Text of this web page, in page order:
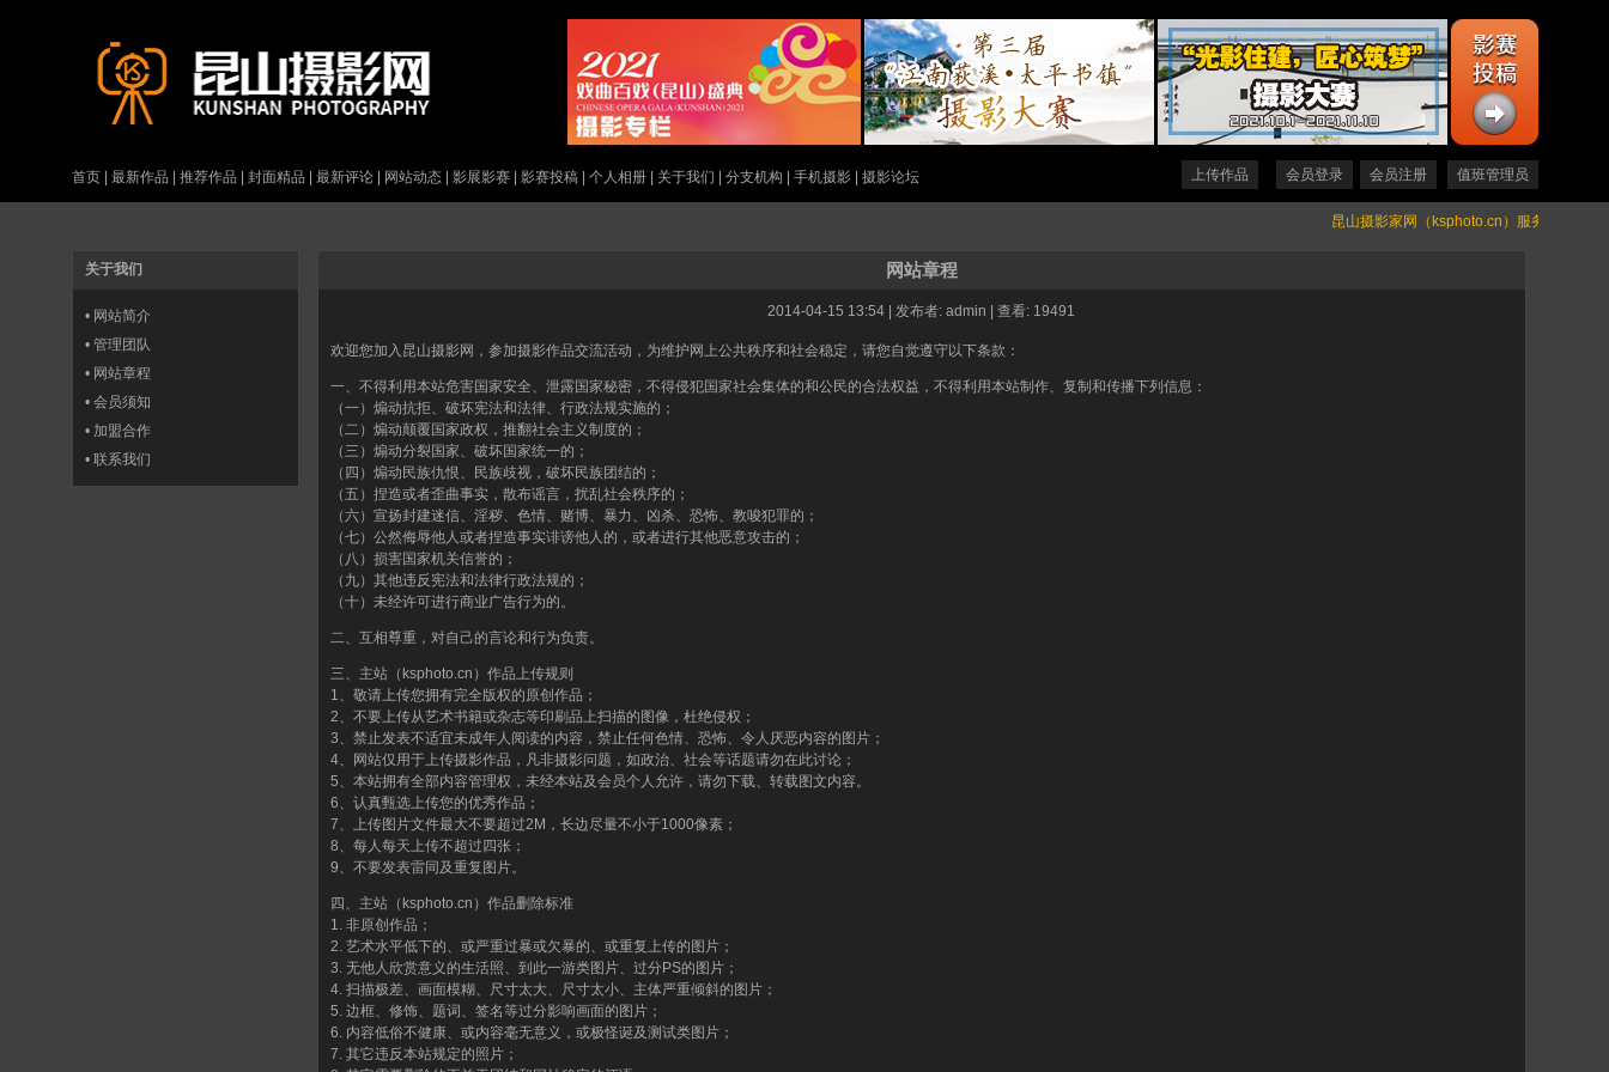
上传作品 会员登录 会员注册 值班管理员
首页| 最新作品 推荐作品 封面精品 最新评论| 网站动态| 影展影赛| 影赛投稿| 个人相册| 关于我们 分支机构 手机摄影| 摄影论坛
昆山摄影家网（ksphoto.cn）服务器升级通
网站章程
2014-04-15 13:54 | 发布者: admin | 查看: 19491
欢迎您加入昆山摄影网，参加摄影作品交流活动，为维护网上公共秩序和社会稳定，请您自觉遵守以下条款：
一、不得利用本站危害国家安全、泄露国家秘密，不得侵犯国家社会集体的和公民的合法权益，不得利用本站制作、复制和传播下列信息：
（一）煽动抗拒、破坏宪法和法律、行政法规实施的；
（二）煽动颠覆国家政权，推翻社会主义制度的；
（三）煽动分裂国家、破坏国家统一的；
（四）煽动民族仇恨、民族歧视，破坏民族团结的；
（五）捏造或者歪曲事实，散布谣言，扰乱社会秩序的；
（六）宣扬封建迷信、淫秽、色情、赌博、暴力、凶杀、恐怖、教唆犯罪的；
（七）公然侮辱他人或者捏造事实诽谤他人的，或者进行其他恶意攻击的；
（八）损害国家机关信誉的；
（九）其他违反宪法和法律行政法规的；
（十）未经许可进行商业广告行为的。
二、互相尊重，对自己的言论和行为负责。
三、主站（ksphoto.cn）作品上传规则
1、敬请上传您拥有完全版权的原创作品；
2、不要上传从艺术书籍或杂志等印刷品上扫描的图像，杜绝侵权；
3、禁止发表不适宜未成年人阅读的内容，禁止任何色情、恐怖、令人厌恶内容的图片；
4、网站仅用于上传摄影作品，凡非摄影问题，如政治、社会等话题请勿在此讨论；
5、本站拥有全部内容管理权，未经本站及会员个人允许，请勿下载、转载图文内容。
6、认真甄选上传您的优秀作品；
7、上传图片文件最大不要超过2M，长边尽量不小于1000像素；
8、每人每天上传不超过四张；
9、不要发表雷同及重复图片。
四、主站（ksphoto.cn）作品删除标准
1. 非原创作品；
2. 艺术水平低下的、或严重过暴或欠暴的、或重复上传的图片；
3. 无他人欣赏意义的生活照、到此一游类图片、过分PS的图片；
4. 扫描极差、画面模糊、尺寸太大、尺寸太小、主体严重倾斜的图片；
5. 边框、修饰、题词、签名等过分影响画面的图片；
6. 内容低俗不健康、或内容毫无意义，或极怪诞及测试类图片；
7. 其它违反本站规定的照片；
关于我们
• 网站简介
• 管理团队
• 网站章程
• 会员须知
• 加盟合作
• 联系我们